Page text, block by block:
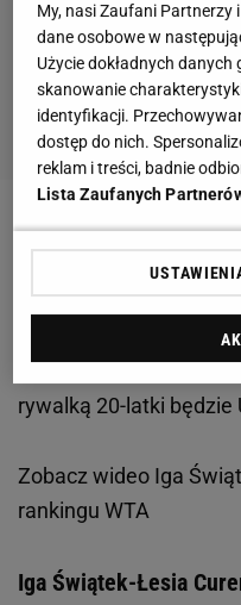
Już w poniedziałek
stanie przed szansą
bowiem rozpocznie
liczy na powtórzenie
rywalką 20-latki będzie
Zobacz wideo Iga
rankingu WTA
Iga Świątek-Łesia
My, nasi Zaufani Partnerzy
dane osobowe w
Użycie dokładnych
skanowanie
identyfikacji.
dostęp do nich.
reklam i treści, badnie
Lista Zaufanych